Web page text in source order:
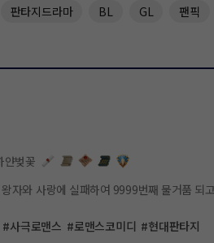
판타지드라마 BL GL 팬픽
얀벚꽃
랑에 실패하여 9999번째 물거품 되고, 10000번
#사극로맨스 #로맨스코미디 #현대판타지